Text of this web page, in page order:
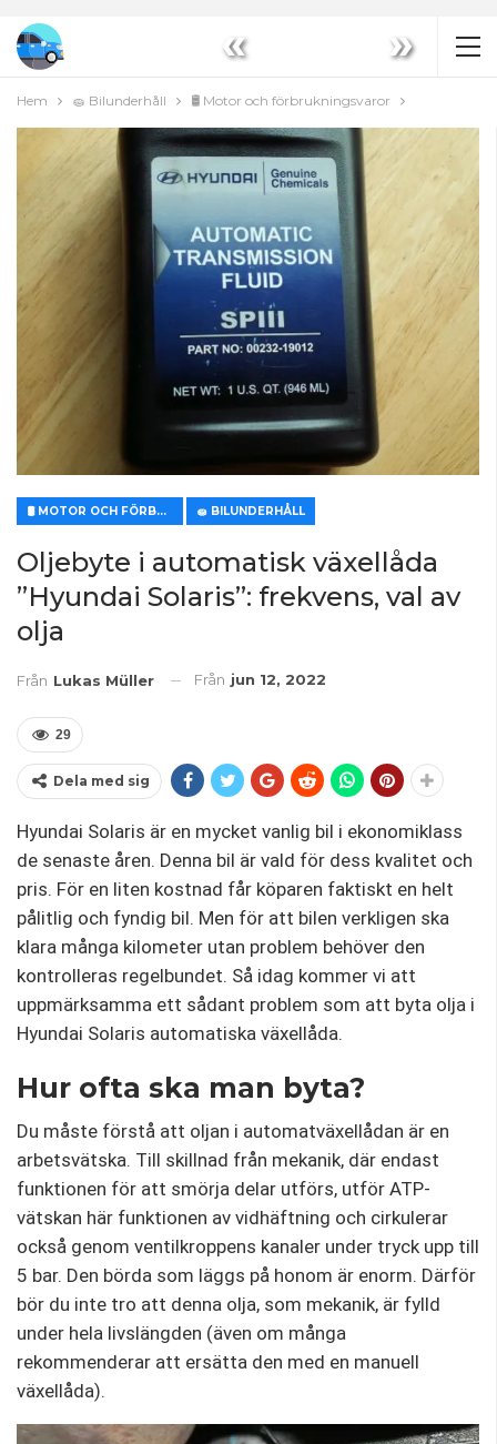
« »
Hem 🧽 Bilunderhåll 🛢️ Motor och förbrukningsvaror
🛢️ MOTOR OCH FÖRBRUKNINGSVAROR 🧽 BILUNDERHÅLL
Oljebyte i automatisk växellåda
”Hyundai Solaris”: frekvens, val av
olja
Från Lukas Müller Från jun 12, 2022
29
Dela med sig
Hyundai Solaris är en mycket vanlig bil i ekonomiklass
de senaste åren. Denna bil är vald för dess kvalitet och
pris. För en liten kostnad får köparen faktiskt en helt
pålitlig och fyndig bil. Men för att bilen verkligen ska
klara många kilometer utan problem behöver den
kontrolleras regelbundet. Så idag kommer vi att
uppmärksamma ett sådant problem som att byta olja i
Hyundai Solaris automatiska växellåda.
Hur ofta ska man byta?
Du måste förstå att oljan i automatväxellådan är en
arbetsvätska. Till skillnad från mekanik, där endast
funktionen för att smörja delar utförs, utför ATP-
vätskan här funktionen av vidhäftning och cirkulerar
också genom ventilkroppens kanaler under tryck upp till
5 bar. Den börda som läggs på honom är enorm. Därför
bör du inte tro att denna olja, som mekanik, är fylld
under hela livslängden (även om många
rekommenderar att ersätta den med en manuell
växellåda).